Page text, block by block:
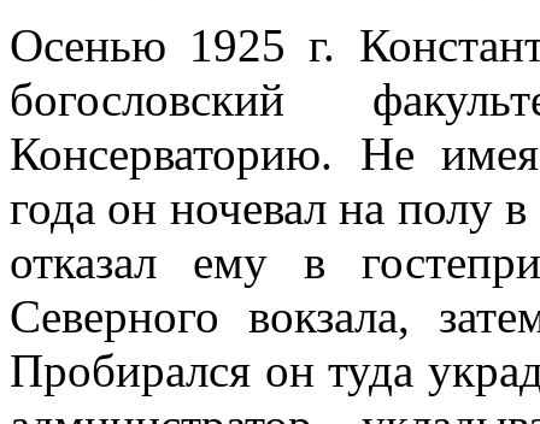
Осенью 1925 г.
богословский
Консерваторию. Не
года он ночевал на полу
отказал ему в
Северного вокзала,
Пробирался он туда